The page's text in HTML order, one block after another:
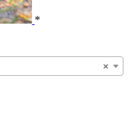
*
×